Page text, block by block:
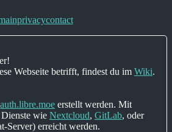
privacycontact
Webseite betrifft, findest du im Wiki.
auth.libre.moe erstellt werden. Mit
wie Nextcloud, GitLab, oder
Server) erreicht werden.